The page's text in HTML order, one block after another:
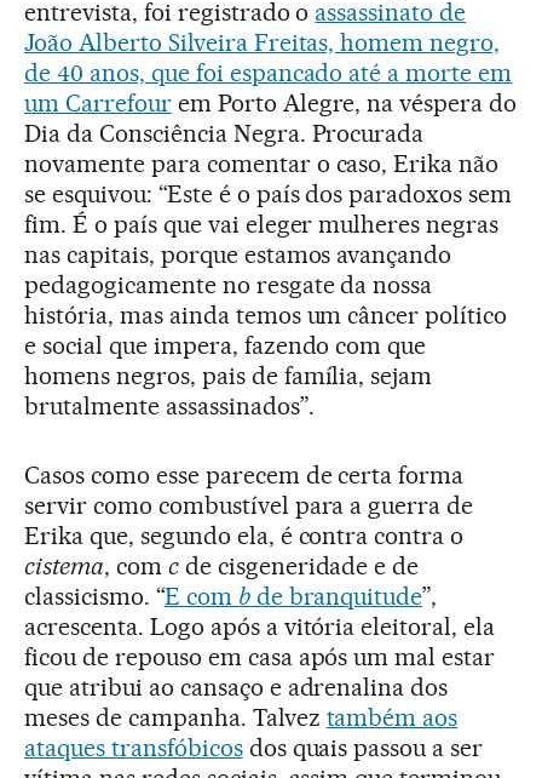
entrevista, foi registrado o assassinato de
João Alberto Silveira Freitas, homem negro,
de 40 anos, que foi espancado até a morte em
um Carrefourem Porto Alegre, na véspera do
Dia da Consciência Negra. Procurada
novamente para comentar o caso, Erika não
se esquivou: “Este é o país dos paradoxos sem
fim. É o país que vai eleger mulheres negras
nas capitais, porque estamos avançando
pedagogicamente no resgate da nossa
história, mas ainda temos um câncer político
e social que impera, fazendo com que
homens negros, pais de família, sejam
brutalmente assassinados”.
Casos como esse parecem de certa forma
servir como combustível para a guerra de
Erika que, segundo ela, é contra contra o
cistema, com cde cisgeneridade e de
classicismo. “E com bde branquitude”,
acrescenta. Logo após a vitória eleitoral, ela
ficou de repouso em casa após um mal estar
que atribui ao cansaço e adrenalina dos
meses de campanha. Talvez também aos
ataques transfóbicosdos quais passou a ser